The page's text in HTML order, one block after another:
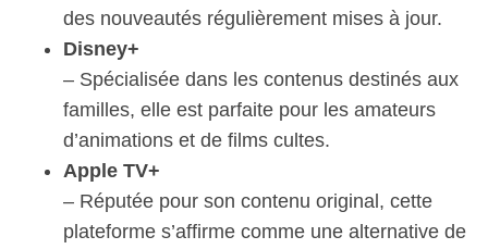
des nouveautés régulièrement mises à jour.
Disney+
– Spécialisée dans les contenus destinés aux
familles, elle est parfaite pour les amateurs
d’animations et de films cultes.
Apple TV+
– Réputée pour son contenu original, cette
plateforme s’affirme comme une alternative de